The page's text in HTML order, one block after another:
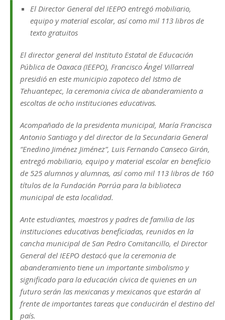
El Director General del IEEPO entregó mobiliario,
equipo y material escolar, así como mil 113 libros de
texto gratuitos
El director general del Instituto Estatal de Educación
Pública de Oaxaca (IEEPO), Francisco Ángel Villarreal
presidió en este municipio zapoteco del Istmo de
Tehuantepec, la ceremonia cívica de abanderamiento a
escoltas de ocho instituciones educativas.
Acompañado de la presidenta municipal, María Francisca
Antonio Santiago y del director de la Secundaria General
“Enedino Jiménez Jiménez”, Luis Fernando Canseco Girón,
entregó mobiliario, equipo y material escolar en beneficio
de 525 alumnos y alumnas, así como mil 113 libros de 160
títulos de la Fundación Porrúa para la biblioteca
municipal de esta localidad.
Ante estudiantes, maestros y padres de familia de las
instituciones educativas beneficiadas, reunidos en la
cancha municipal de San Pedro Comitancillo, el Director
General del IEEPO destacó que la ceremonia de
abanderamiento tiene un importante simbolismo y
significado para la educación cívica de quienes en un
futuro serán las mexicanas y mexicanos que estarán al
frente de importantes tareas que conducirán el destino del
país.